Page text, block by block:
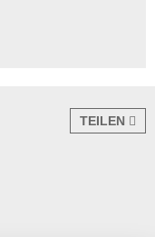
TEILEN